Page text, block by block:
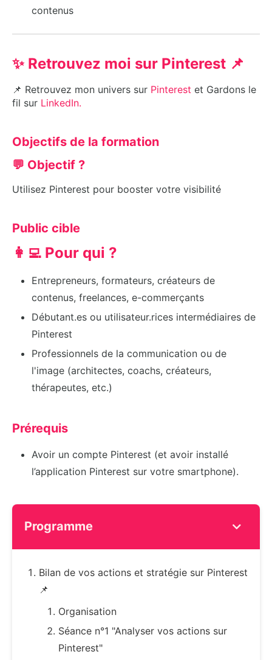
contenus
✨ Retrouvez moi sur Pinterest 📌
📌 Retrouvez mon univers sur Pinterest et Gardons le
fil sur LinkedIn.
Objectifs de la formation
💬 Objectif ?
Utilisez Pinterest pour booster votre visibilité
Public cible
👩‍💻 Pour qui ?
Entrepreneurs, formateurs, créateurs de
contenus, freelances, e-commerçants
Débutant.es ou utilisateur.rices intermédiaires de
Pinterest
Professionnels de la communication ou de
l'image (architectes, coachs, créateurs,
thérapeutes, etc.)
Prérequis
Avoir un compte Pinterest (et avoir installé
l’application Pinterest sur votre smartphone).
Programme
Bilan de vos actions et stratégie sur Pinterest
📌
Organisation
Séance n°1 "Analyser vos actions sur
Pinterest"